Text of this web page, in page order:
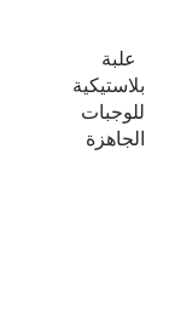
علبة
بلاستيكية
للوجبات
الجاهزة